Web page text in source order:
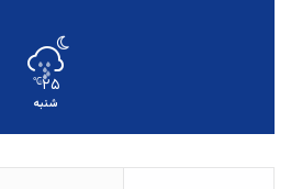
۲۵℃
شنبه